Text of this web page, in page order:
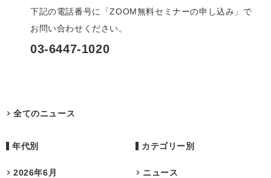
下記の電話番号に「ZOOM無料セミナーの申し込み」で
お問い合わせください。
03-6447-1020
全てのニュース
年代別
2026年6月
カテゴリー別
ニュース